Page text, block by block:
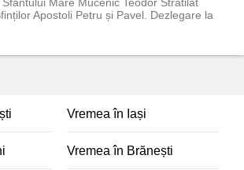
Apostoli Petru și Pavel. Dezlegare la
Vremea în Iași
Vremea în Brănești